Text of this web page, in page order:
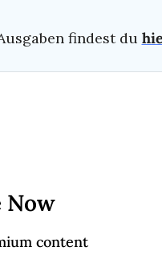
findest du
Now
content